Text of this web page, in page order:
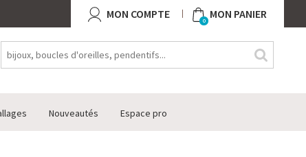
MON COMPTE 0 MON PANIER
Nouveautés Espace pro